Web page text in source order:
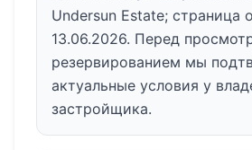
Undersun Estate; страница
13.06.2026. Перед
резервированием мы
актуальные условия у
застройщика.